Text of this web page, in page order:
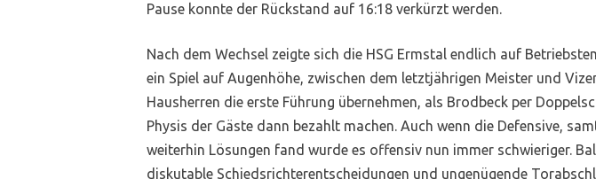
Pause konnte der Rückstand auf 16:18 verkürzt werden.
Nach dem Wechsel zeigte sich die HSG Ermstal endlich auf
ein Spiel auf Augenhöhe, zwischen dem letztjährigen Meister und
Hausherren die erste Führung übernehmen, als Brodbeck per
Physis der Gäste dann bezahlt machen. Auch wenn die Defensive,
weiterhin Lösungen fand wurde es offensiv nun immer schwieriger.
diskutable Schiedsrichterentscheidungen und ungenügende